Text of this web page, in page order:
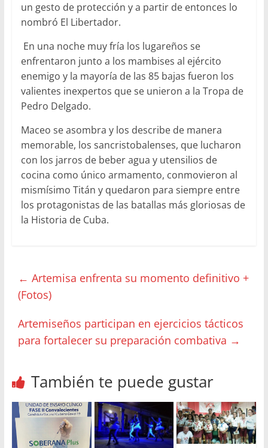
un gesto de protección y a partir de entonces lo
nombró El Libertador.
En una noche muy fría los lugareños se
enfrentaron junto a los mambises al ejército
enemigo y la mayoría de las 85 bajas fueron los
valientes inexpertos que se unieron a la Tropa de
Pedro Delgado.
Maceo se asombra y los describe de manera
memorable, los sancristobalenses, que lucharon
con los jarros de beber agua y utensilios de
cocina como único armamento, conmovieron al
mismísimo Titán y quedaron para siempre entre
los protagonistas de las batallas más gloriosas de
la Historia de Cuba.
← Artemisa enfrenta su momento definitivo +
(Fotos)
Artemiseños participan en ejercicios tácticos
para fortalecer su preparación combativa →
También te puede gustar